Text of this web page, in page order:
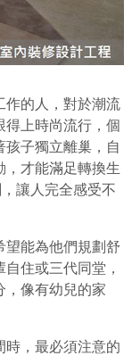
作的人，對於潮流
上時尚流行，個
子獨立離巢，自
，才能滿足轉換生
讓人完全感受不
望能為他們規劃舒
住或三代同堂，
，像有幼兒的家
時，最必須注意的